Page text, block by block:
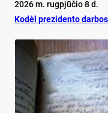
2026 m. rugpjūčio 8 d.
Ko­dėl pre­zi­den­to